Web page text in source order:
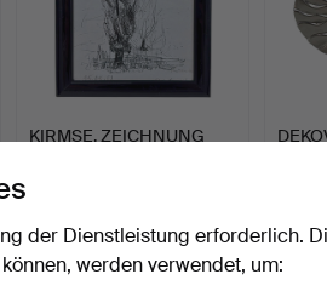
KIRMSE. ZEICHNUNG
133 USD 58
der Dienstleistung erforderlich.
werden verwendet, um: